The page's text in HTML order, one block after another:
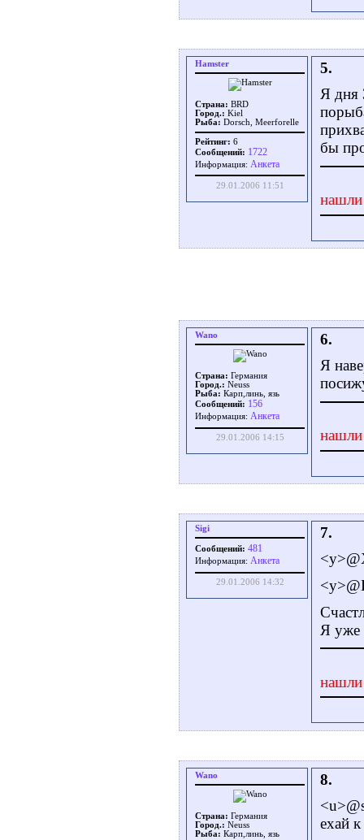
Hamster
Страна: BRD
Город.: Kiel
Рыба: Dorsch, Meerforelle
Рейтинг: 6
Сообщений: 1722
Информация: Aнкета
29.01.2006 11:51
5.
Я дня
бы
нашли
Wano
Страна: Германия
Город.: Neuss
Рыба: Карп,линь, язь
Сообщений: 156
Информация: Aнкета
29.01.2006 14:15
6.
Я
нашли
Sigi
Сообщений: 481
Информация: Aнкета
29.01.2006 14:32
7.
Я уже
нашли
Wano
Страна: Германия
Город.: Neuss
Рыба: Карп,линь, язь
8.
ехай